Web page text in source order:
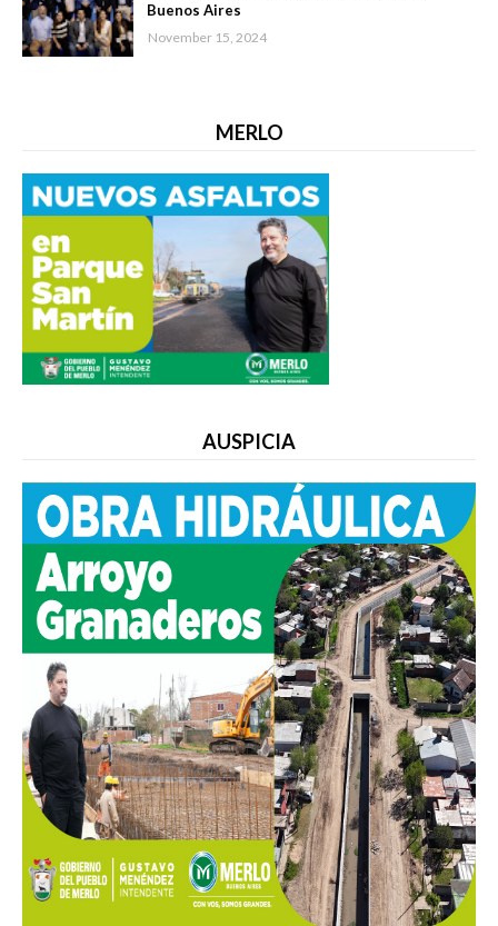
Buenos Aires
November 15, 2024
MERLO
AUSPICIA